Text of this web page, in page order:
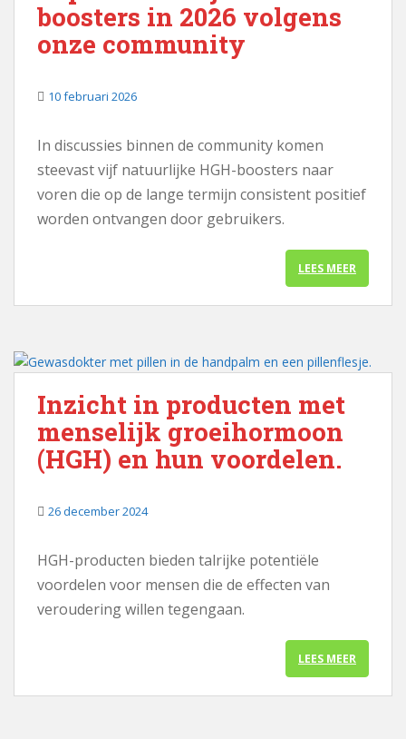
boosters in 2026 volgens
onze community
10 februari 2026
In discussies binnen de community komen
steevast vijf natuurlijke HGH-boosters naar
voren die op de lange termijn consistent positief
worden ontvangen door gebruikers.
LEES MEER
Inzicht in producten met
menselijk groeihormoon
(HGH) en hun voordelen.
26 december 2024
HGH-producten bieden talrijke potentiële
voordelen voor mensen die de effecten van
veroudering willen tegengaan.
LEES MEER